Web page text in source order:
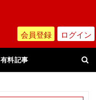
会員登録 ログイン
有料記事